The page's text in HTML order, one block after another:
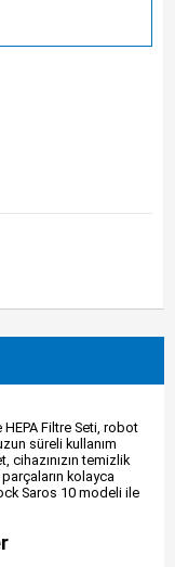
Filtre Seti, robot
süreli kullanım
cihazınızın temizlik
kolayca
Saros 10 modeli ile